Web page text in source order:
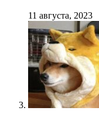
11 августа, 2023